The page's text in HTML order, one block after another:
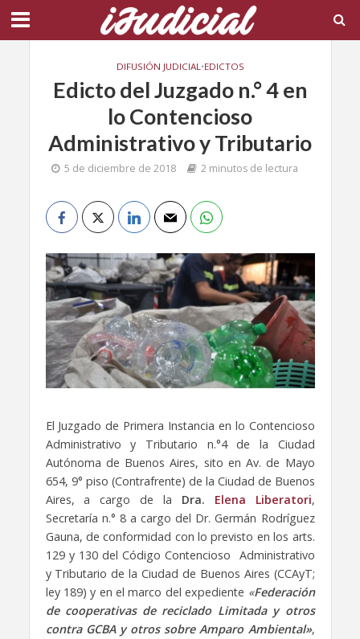
DIFUSIÓN JUDICIAL•EDICTOS
Edicto del Juzgado n.° 4 en
lo Contencioso
Administrativo y Tributario
5 de diciembre de 2018 2 minutos de lectura
El Juzgado de Primera Instancia en lo Contencioso
Administrativo y Tributario n.°4 de la Ciudad
Autónoma de Buenos Aires, sito en Av. de Mayo
654, 9° piso (Contrafrente) de la Ciudad de Buenos
Aires, a cargo de la Dra. Elena Liberatori,
Secretaría n.° 8 a cargo del Dr. Germán Rodríguez
Gauna, de conformidad con lo previsto en los arts.
129 y 130 del Código Contencioso Administrativo
y Tributario de la Ciudad de Buenos Aires (CCAyT;
ley 189) y en el marco del expediente «Federación
de cooperativas de reciclado Limitada y otros
contra GCBA y otros sobre Amparo Ambiental»,